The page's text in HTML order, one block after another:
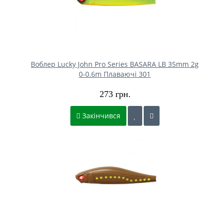
Воблер Lucky John Pro Series BASARA LB 35mm 2g
0-0.6m Плаваючі 301
273 грн.
Закінчився